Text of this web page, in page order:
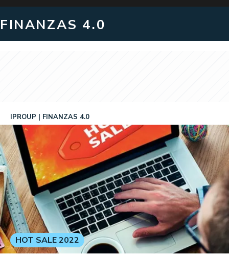
FINANZAS 4.0
IPROUP FINANZAS 4.0
HOT SALE 2022